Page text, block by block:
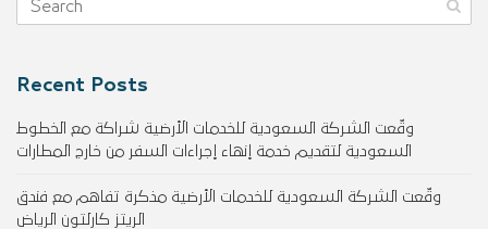
Recent Posts
وقّعت الشركة السعودية للخدمات الأرضية شراكة مع الخطوط
السعودية لتقديم خدمة إنهاء إجراءات السفر من خارج المطارات
وقّعت الشركة السعودية للخدمات الأرضية مذكرة تفاهم مع فندق
الريتز كارلتون الرياض